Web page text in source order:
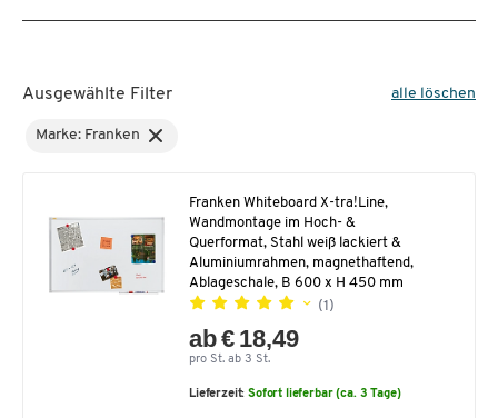
Ausgewählte Filter alle löschen
Marke: Franken
Franken Whiteboard X-tra!Line,
Wandmontage im Hoch- &
Querformat, Stahl weiß lackiert &
Aluminiumrahmen, magnethaftend,
Ablageschale, B 600 x H 450 mm
(1)
ab € 18,49
pro St. ab 3 St.
Lieferzeit:Sofort lieferbar (ca. 3 Tage)